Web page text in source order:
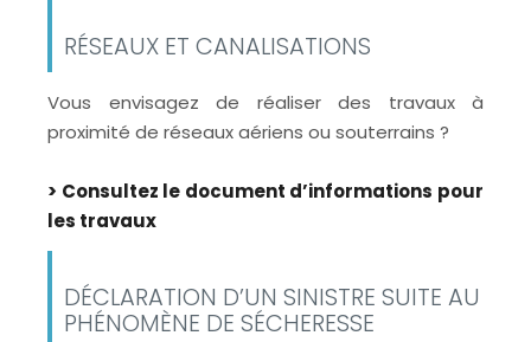
RÉSEAUX ET CANALISATIONS
Vous envisagez de réaliser des travaux à
proximité de réseaux aériens ou souterrains ?
> Consultez le document d’informations pour
les travaux
DÉCLARATION D’UN SINISTRE SUITE AU
PHÉNOMÈNE DE SÉCHERESSE